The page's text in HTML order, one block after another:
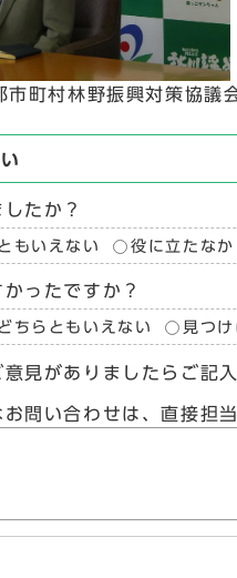
町村林野振興対策協議
たか？
もいえない 役に立たなか
ったですか？
ちらともいえない 見つ
見がありましたらご記入
お問い合わせは、直接